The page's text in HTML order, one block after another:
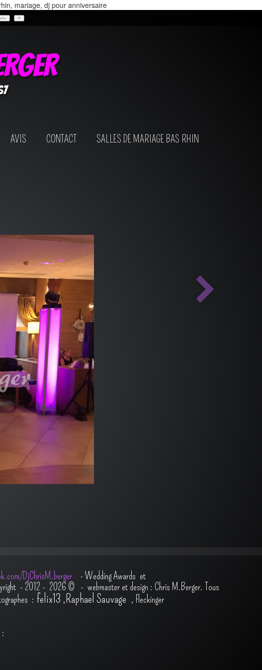
mariage, dj pour anniversaire
OK
AVIS CONTACT SALLES DE MARIAGE BAS RHIN
DjChrisM.berger - Wedding Awards et
- 2012 - 2026 © - webmaster et design : Chris M.Berger. Tous
: felix13 ,Raphael Sauvage , Fleckinger
: